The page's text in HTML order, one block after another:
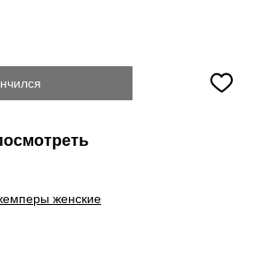
женские